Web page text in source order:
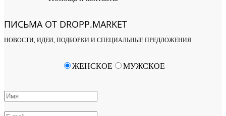
ПИСЬМА ОТ DROPP.MARKET
НОВОСТИ, ИДЕИ, ПОДБОРКИ И СПЕЦИАЛЬНЫЕ ПРЕДЛОЖЕНИЯ
ЖЕНСКОЕ МУЖСКОЕ